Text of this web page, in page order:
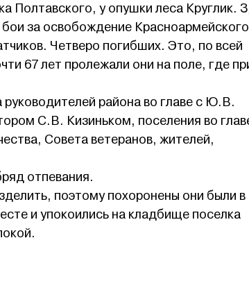
Полтавского, у опушки леса Круглик.
за освобождение Красноармейского
Четверо погибших. Это, по всей
67 лет пролежали они на поле, где
района во главе с Ю.В.
С.В. Кизиньком, поселения во
Совета ветеранов, жителей,
отпевания.
поэтому похоронены они были в
и упокоились на кладбище поселка